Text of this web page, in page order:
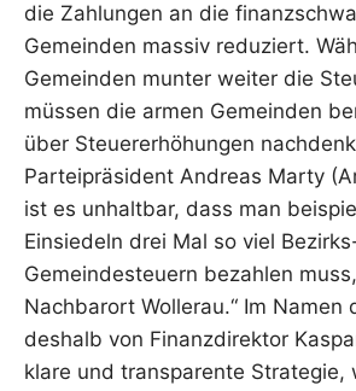
die Zahlungen an die
Gemeinden massiv reduziert.
Gemeinden munter weiter die
müssen die armen Gemeinden
über Steuererhöhungen
Parteipräsident Andreas Marty
ist es unhaltbar, dass man
Einsiedeln drei Mal so viel
Gemeindesteuern bezahlen
Nachbarort Wollerau.“ Im Namen
deshalb von Finanzdirektor
klare und transparente Strategie,